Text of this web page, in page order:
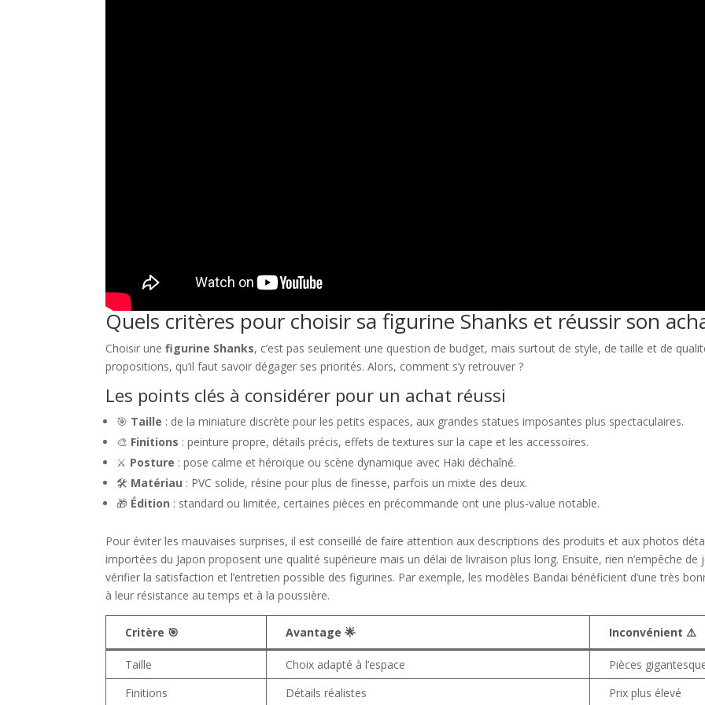
Quels critères pour choisir sa figurine Shanks et réussir son
Choisir unefigurine Shanks, c’est pas seulement une question de budget, mais surtout de style, de taille et de
propositions, qu’il faut savoir dégager ses priorités. Alors, comment s’y retrouver ?
Les points clés à considérer pour un achat réussi
🎯 Taille : de la miniature discrète pour les petits espaces, aux grandes statues imposantes plus spectaculaires.
🎨 Finitions : peinture propre, détails précis, effets de textures sur la cape et les accessoires.
⚔️ Posture : pose calme et héroïque ou scène dynamique avec Haki déchaîné.
🛠️ Matériau : PVC solide, résine pour plus de finesse, parfois un mixte des deux.
🎁 Édition : standard ou limitée, certaines pièces en précommande ont une plus-value notable.
Pour éviter les mauvaises surprises, il est conseillé de faire attention aux descriptions des produits et aux photos
importées du Japon proposent une qualité supérieure mais un délai de livraison plus long. Ensuite, rien n’empêche
vérifier la satisfaction et l’entretien possible des figurines. Par exemple, les modèles Bandai bénéficient d’une très
à leur résistance au temps et à la poussière.
Critère 🎯 Avantage 🌟 Inconvénient ⚠️
Taille Choix adapté à l’espace
Pièces
Finitions
Détails réalistes Prix plus élevé